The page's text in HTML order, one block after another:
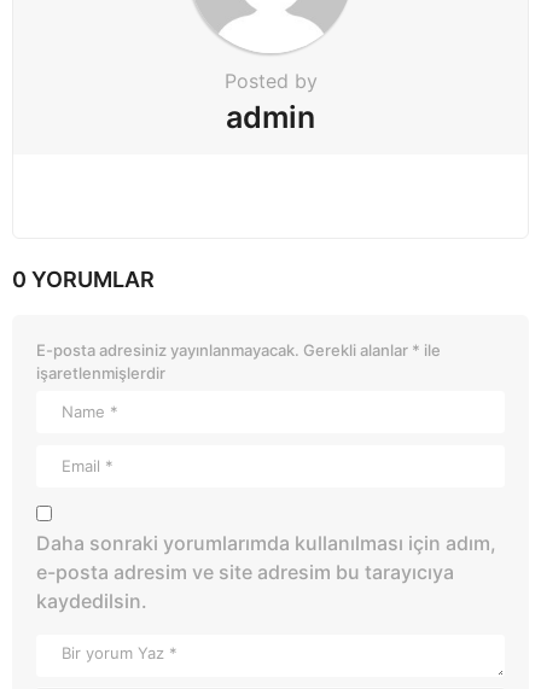
Posted by
admin
0 YORUMLAR
E-posta adresiniz yayınlanmayacak. Gerekli alanlar * ile
işaretlenmişlerdir
Daha sonraki yorumlarımda kullanılması için adım,
e-posta adresim ve site adresim bu tarayıcıya
kaydedilsin.